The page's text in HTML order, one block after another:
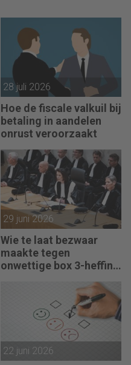
28 juli 2026
Hoe de fiscale valkuil bij
betaling in aandelen
onrust veroorzaakt
29 juni 2026
Wie te laat bezwaar
maakte tegen
onwettige box 3-heffing
22 juni 2026